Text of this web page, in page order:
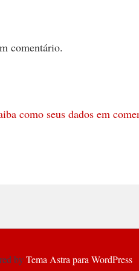
comentário.
como seus dados em
byTema Astra para WordPress